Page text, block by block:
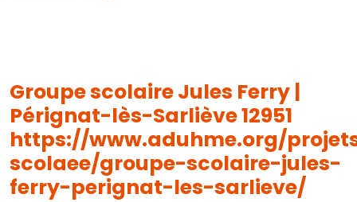
Groupe scolaire Jules Ferry |
Pérignat-lès-Sarliève 12951
https://www.aduhme.org/
scolaee/groupe-scolaire-jules-
ferry-perignat-les-sarlieve/